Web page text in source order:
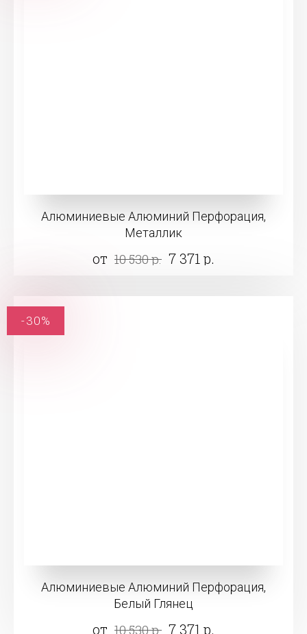
Алюминиевые Алюминий Перфорация,
Металлик
от 10 530 р. 7 371 р.
Алюминиевые Алюминий Перфорация,
Белый Глянец
от 10 530 р. 7 371 р.
-30%